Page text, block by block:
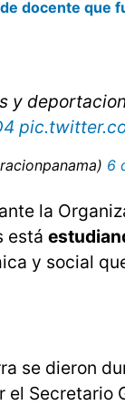
docente que
y
6
la
está
y social
se dieron
Secretario